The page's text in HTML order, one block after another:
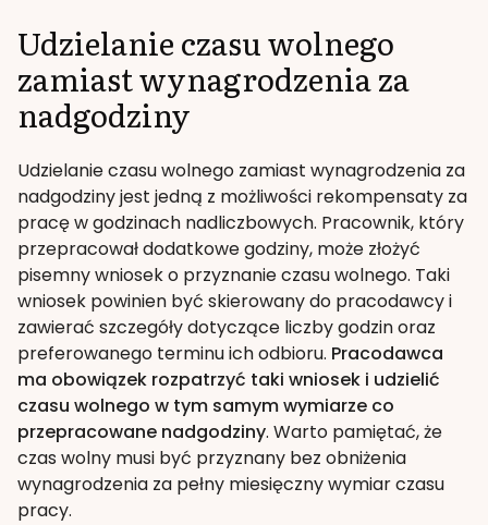
Udzielanie czasu wolnego
zamiast wynagrodzenia za
nadgodziny
Udzielanie czasu wolnego zamiast wynagrodzenia za
nadgodziny jest jedną z możliwości rekompensaty za
pracę w godzinach nadliczbowych. Pracownik, który
przepracował dodatkowe godziny, może złożyć
pisemny wniosek o przyznanie czasu wolnego. Taki
wniosek powinien być skierowany do pracodawcy i
zawierać szczegóły dotyczące liczby godzin oraz
preferowanego terminu ich odbioru. Pracodawca
ma obowiązek rozpatrzyć taki wniosek i udzielić
czasu wolnego w tym samym wymiarze co
przepracowane nadgodziny. Warto pamiętać, że
czas wolny musi być przyznany bez obniżenia
wynagrodzenia za pełny miesięczny wymiar czasu
pracy.